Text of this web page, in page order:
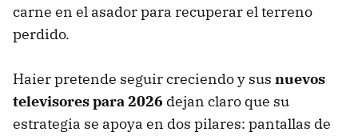
carne en el asador para recuperar el terreno
perdido.
Haier pretende seguir creciendo y sus nuevos
televisores para 2026 dejan claro que su
estrategia se apoya en dos pilares: pantallas de